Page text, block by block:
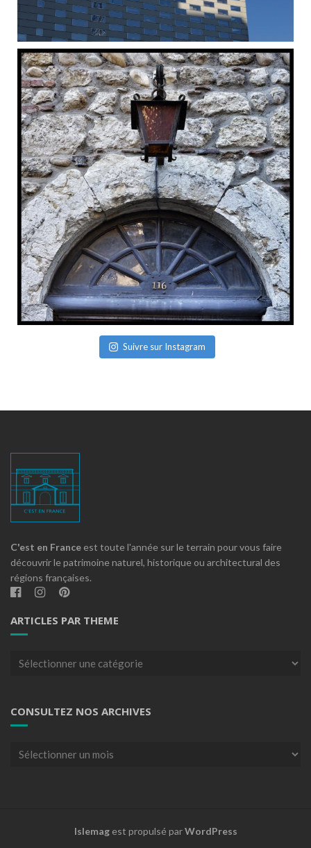
Suivre sur Instagram
C'est en France est toute l'année sur le terrain pour vous faire
découvrir le patrimoine naturel, historique ou architectural des
régions françaises.
ARTICLES PAR THEME
Articles
CONSULTEZ NOS ARCHIVES
Consultez
Islemagest propulsé parWordPress